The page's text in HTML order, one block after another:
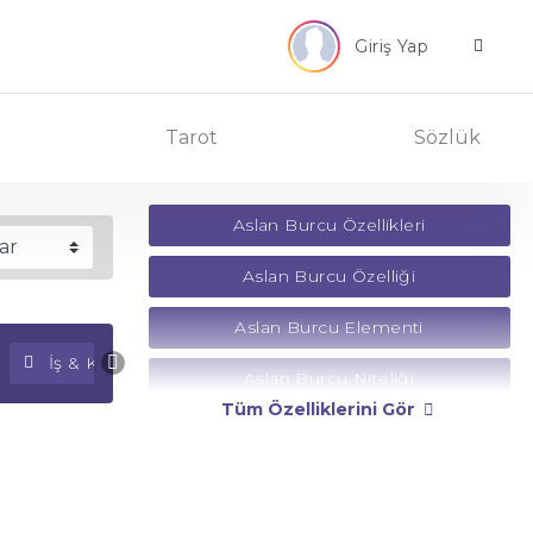
Giriş Yap
Tarot Sözlük
İş & Kariyer Falı Para Falı
Aslan Burcu Özellikleri
Aslan Burcu Özelliği
Aslan Burcu Elementi
Aslan Burcu Niteliği
Tüm Özelliklerini Gör